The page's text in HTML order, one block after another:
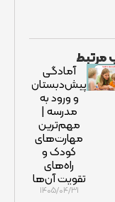
مرتبط
آمادگی
پیش‌دبستان
و ورود به
مدرسه |
مهم‌ترین
مهارت‌های
کودک و
راه‌های
تقویت آن‌ها
۱۴۰۵/۰۴/۳۱